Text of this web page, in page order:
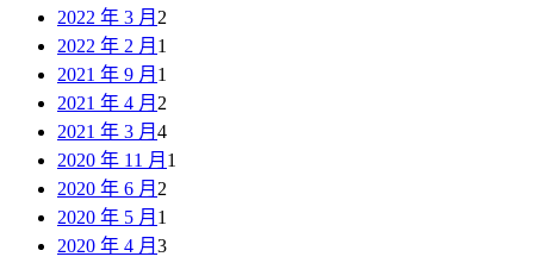
2022 年 3 月 2
2022 年 2 月 1
2021 年 9 月 1
2021 年 4 月 2
2021 年 3 月 4
2020 年 11 月 1
2020 年 6 月 2
2020 年 5 月 1
2020 年 4 月 3